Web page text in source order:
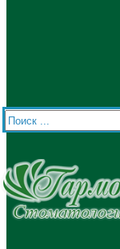
Найти: